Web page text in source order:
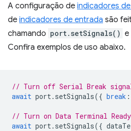
A configuração de indicadores
de indicadores de entrada são
chamando port.setSignals() e
Confira exemplos de uso abaixo.
// Turn off Serial Break
await port. setSignals({ break :
// Turn on Data Terminal
await port. setSignals({